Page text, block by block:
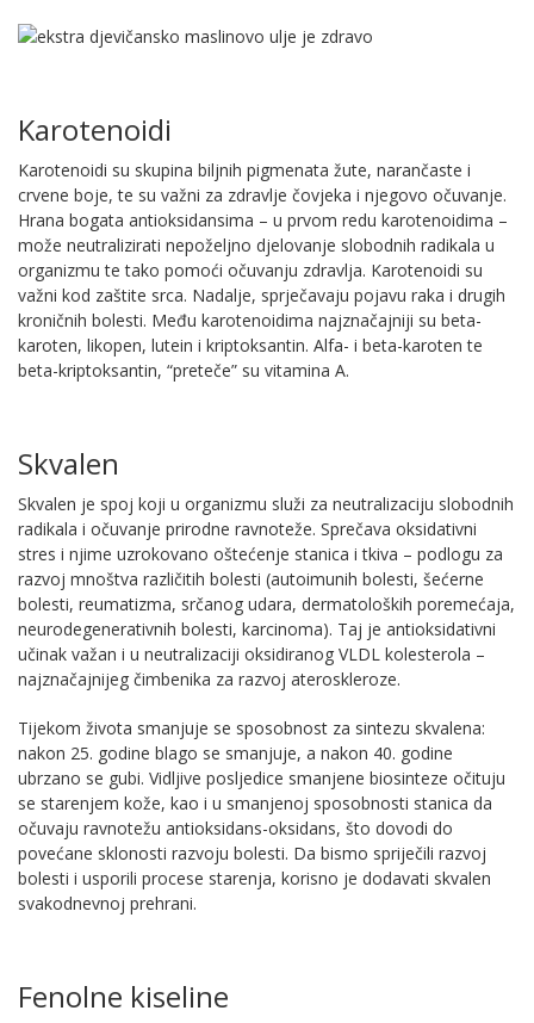
Karotenoidi
Karotenoidi su skupina biljnih pigmenata žute, narančaste i
crvene boje, te su važni za zdravlje čovjeka i njegovo očuvanje.
Hrana bogata antioksidansima – u prvom redu karotenoidima –
može neutralizirati nepoželjno djelovanje slobodnih radikala u
organizmu te tako pomoći očuvanju zdravlja. Karotenoidi su
važni kod zaštite srca. Nadalje, sprječavaju pojavu raka i drugih
kroničnih bolesti. Među karotenoidima najznačajniji su beta-
karoten, likopen, lutein i kriptoksantin. Alfa- i beta-karoten te
beta-kriptoksantin, “preteče” su vitamina A.
Skvalen
Skvalen je spoj koji u organizmu služi za neutralizaciju slobodnih
radikala i očuvanje prirodne ravnoteže. Sprečava oksidativni
stres i njime uzrokovano oštećenje stanica i tkiva – podlogu za
razvoj mnoštva različitih bolesti (autoimunih bolesti, šećerne
bolesti, reumatizma, srčanog udara, dermatoloških poremećaja,
neurodegenerativnih bolesti, karcinoma). Taj je antioksidativni
učinak važan i u neutralizaciji oksidiranog VLDL kolesterola –
najznačajnijeg čimbenika za razvoj ateroskleroze.
Tijekom života smanjuje se sposobnost za sintezu skvalena:
nakon 25. godine blago se smanjuje, a nakon 40. godine
ubrzano se gubi. Vidljive posljedice smanjene biosinteze očituju
se starenjem kože, kao i u smanjenoj sposobnosti stanica da
očuvaju ravnotežu antioksidans-oksidans, što dovodi do
povećane sklonosti razvoju bolesti. Da bismo spriječili razvoj
bolesti i usporili procese starenja, korisno je dodavati skvalen
svakodnevnoj prehrani.
Fenolne kiseline